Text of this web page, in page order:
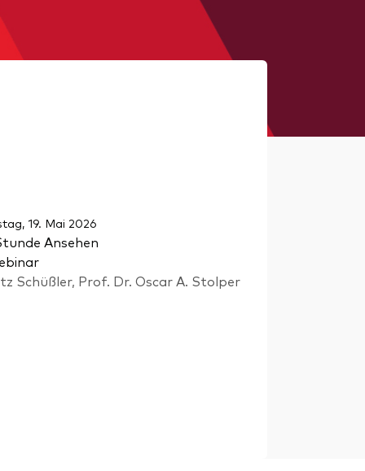
19. Mai 2026
Ansehen
Schüßler, Prof. Dr. Oscar A. Stolper